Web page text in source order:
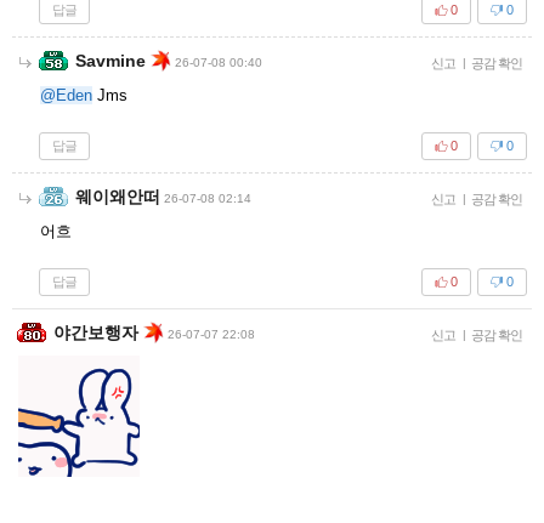
답글 0
0
Savmine 26-07-08 00:40 신고 | 공감 확인
@Eden Jms
답글 0
0
웨이왜안떠 26-07-08 02:14 신고 | 공감 확인
어흐
답글 0
0
야간보행자 26-07-07 22:08 신고 | 공감 확인